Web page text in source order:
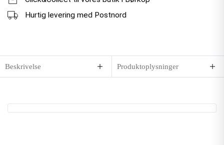
Hurtig levering med Postnord
Beskrivelse Produktoplysninger